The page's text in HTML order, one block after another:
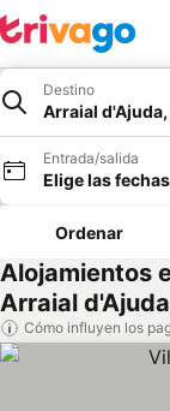
Destino
Arraial
Entrada/salida
Elige las fechas
Ordenar
Alojamientos
Arraial d'Ajuda
Cómo influyen los